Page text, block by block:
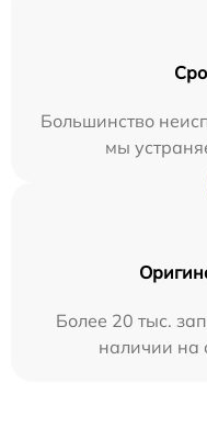
Большинство
мы
Более 20 тыс.
наличии на